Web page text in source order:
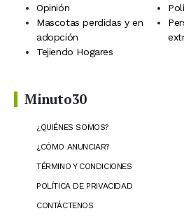
Opinión
Mascotas perdidas y en
adopción
Tejiendo Hogares
Minuto30
¿QUIÉNES SOMOS?
¿CÓMO ANUNCIAR?
TÉRMINO Y CONDICIONES
POLÍTICA DE PRIVACIDAD
CONTÁCTENOS